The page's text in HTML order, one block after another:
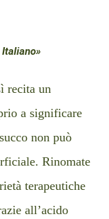
recita un
a significare
non può
Rinomate
terapeutiche
all’acido